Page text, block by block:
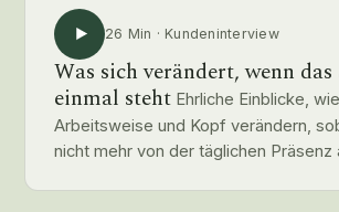
26 Min · Kundeninterview
Was sich verändert, wenn das
einmal steht Ehrliche Einblicke,
Arbeitsweise und Kopf verändern,
nicht mehr von der täglichen Präsenz